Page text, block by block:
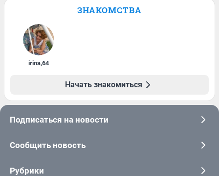
ЗНАКОМСТВА
irina,64
Начать знакомиться
Подписаться на новости
Сообщить новость
Рубрики